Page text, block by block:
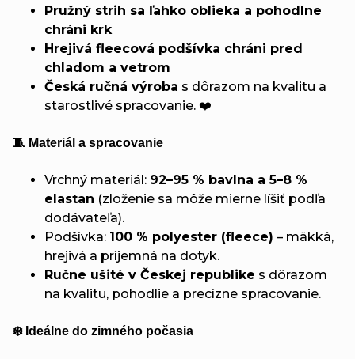
Pružný strih sa ľahko oblieka a pohodlne
chráni krk
Hrejivá fleecová podšívka chráni pred
chladom a vetrom
Česká ručná výroba s dôrazom na kvalitu a
starostlivé spracovanie. ❤️
🧵 Materiál a spracovanie
Vrchný materiál: 92–95 % bavlna a 5–8 %
elastan (zloženie sa môže mierne líšiť podľa
dodávateľa).
Podšívka: 100 % polyester (fleece) – mäkká,
hrejivá a príjemná na dotyk.
Ručne ušité v Českej republike s dôrazom
na kvalitu, pohodlie a precízne spracovanie.
❄️ Ideálne do zimného počasia